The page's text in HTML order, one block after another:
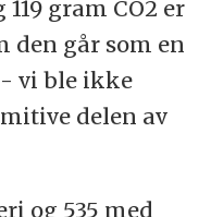
gram CO2 er
den går som en
- vi ble ikke
delen av
og 535 med